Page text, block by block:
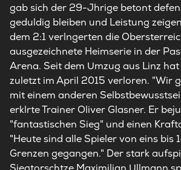
gab sich der 29-Jhrige betont
geduldig bleiben und Leistung
dem 2:1 verlngerten die
ausgezeichnete Heimserie in der
Arena. Seit dem Umzug aus Linz
zuletzt im April 2015 verloren. "Wir
mit einem anderen
erklrte Trainer Oliver Glasner. Er
"fantastischen Sieg" und einen
"Heute sind alle Spieler von eins bis
Grenzen gegangen." Der stark